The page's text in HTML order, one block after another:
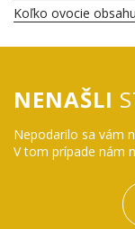
Koľko ovocie
NENAŠLI
Nepodarilo sa vám
V tom prípade nám